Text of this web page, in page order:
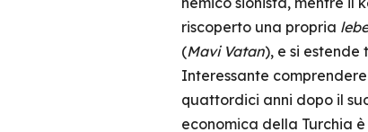
riscoperto una propria
(Mavi Vatan), e si
Interessante
quattordici anni dopo il
economica della Turchia